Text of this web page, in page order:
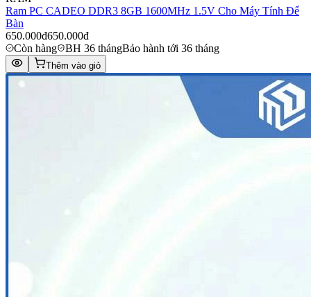
Ram PC CADEO DDR3 8GB 1600MHz 1.5V Cho Máy Tính Để
Bàn
650.000đ650.000đ
Còn hàng
BH 36 thángBảo hành tới 36 tháng
Thêm vào giỏ